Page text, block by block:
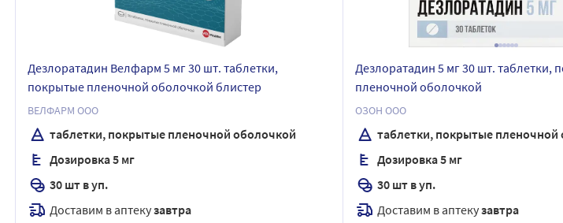
Дезлоратадин Велфарм 5 мг 30 шт. таблетки,
покрытые пленочной оболочкой блистер
ВЕЛФАРМ ООО
таблетки, покрытые пленочной оболочкой
Дозировка 5 мг
30 шт в уп.
Доставим в аптекузавтра
Дезлоратадин 5 мг 30 шт. таблетки,
пленочной оболочкой
ОЗОН ООО
таблетки, покрытые пленочной
Дозировка 5 мг
30 шт в уп.
Доставим в аптекузавтра